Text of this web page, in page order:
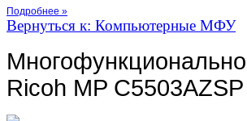
Подробнее »
Вернуться к: Компьютерные МФУ
Ricoh MP C5503AZSP